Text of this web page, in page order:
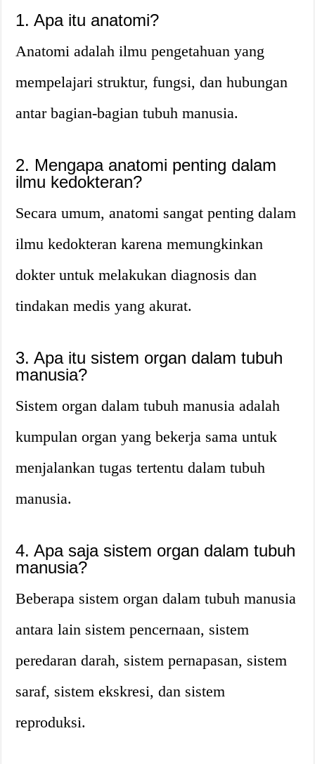
1. Apa itu anatomi?
Anatomi adalah ilmu pengetahuan yang
mempelajari struktur, fungsi, dan hubungan
antar bagian-bagian tubuh manusia.
2. Mengapa anatomi penting dalam
ilmu kedokteran?
Secara umum, anatomi sangat penting dalam
ilmu kedokteran karena memungkinkan
dokter untuk melakukan diagnosis dan
tindakan medis yang akurat.
3. Apa itu sistem organ dalam tubuh
manusia?
Sistem organ dalam tubuh manusia adalah
kumpulan organ yang bekerja sama untuk
menjalankan tugas tertentu dalam tubuh
manusia.
4. Apa saja sistem organ dalam tubuh
manusia?
Beberapa sistem organ dalam tubuh manusia
antara lain sistem pencernaan, sistem
peredaran darah, sistem pernapasan, sistem
saraf, sistem ekskresi, dan sistem
reproduksi.